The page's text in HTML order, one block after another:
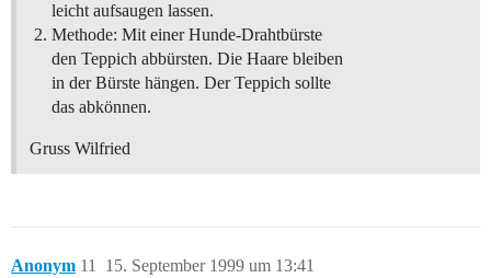
leicht aufsaugen lassen.
Methode: Mit einer Hunde-Drahtbürste
den Teppich abbürsten. Die Haare bleiben
in der Bürste hängen. Der Teppich sollte
das abkönnen.
Gruss Wilfried
Anonym 15. September 1999 um 13:41
11